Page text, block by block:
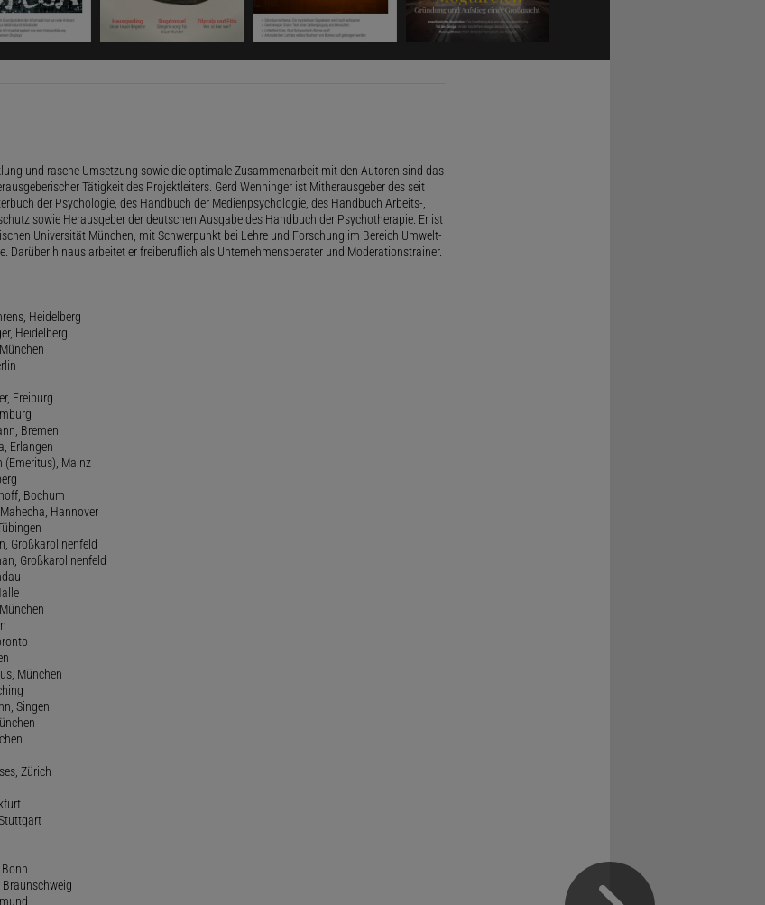
und rasche Umsetzung sowie die optimale Zusammenarbeit mit den Autoren sind das
Tätigkeit des Projektleiters. Gerd Wenninger ist Mitherausgeber des seit
der Psychologie, des Handbuch der Medienpsychologie, des Handbuch Arbeits-,
sowie Herausgeber der deutschen Ausgabe des Handbuch der Psychotherapie. Er ist
Universität München, mit Schwerpunkt bei Lehre und Forschung im Bereich Umwelt-
Darüber hinaus arbeitet er freiberuflich als Unternehmensberater und Moderationstrainer.
Heidelberg
Heidelberg
Freiburg
Bremen
Erlangen
(Emeritus), Mainz
Bochum
Hannover
Großkarolinenfeld
Großkarolinenfeld
München
Singen
Zürich
Braunschweig